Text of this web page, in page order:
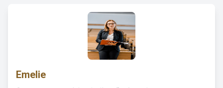
Emelie